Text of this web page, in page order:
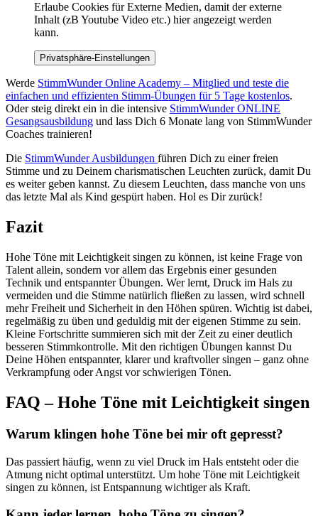
Erlaube Cookies für Externe Medien, damit der externe
Inhalt (zB Youtube Video etc.) hier angezeigt werden
kann.
Privatsphäre-Einstellungen
Werde StimmWunder Online Academy – Mitglied und teste die
einfachen und effizienten Stimm-Übungen für 5 Tage kostenlos.
Oder steig direkt ein in die intensive StimmWunder ONLINE
Gesangsausbildung und lass Dich 6 Monate lang von StimmWunder
Coaches trainieren!
Die StimmWunder Ausbildungen führen Dich zu einer freien
Stimme und zu Deinem charismatischen Leuchten zurück, damit Du
es weiter geben kannst. Zu diesem Leuchten, dass manche von uns
das letzte Mal als Kind gespürt haben. Hol es Dir zurück!
Fazit
Hohe Töne mit Leichtigkeit singen zu können, ist keine Frage von
Talent allein, sondern vor allem das Ergebnis einer gesunden
Technik und entspannter Übungen. Wer lernt, Druck im Hals zu
vermeiden und die Stimme natürlich fließen zu lassen, wird schnell
mehr Freiheit und Sicherheit in den Höhen spüren. Wichtig ist dabei,
regelmäßig zu üben und geduldig mit der eigenen Stimme zu sein.
Kleine Fortschritte summieren sich mit der Zeit zu einer deutlich
besseren Stimmkontrolle. Mit den richtigen Übungen kannst Du
Deine Höhen entspannter, klarer und kraftvoller singen – ganz ohne
Verkrampfung oder Angst vor schwierigen Tönen.
FAQ – Hohe Töne mit Leichtigkeit singen
Warum klingen hohe Töne bei mir oft gepresst?
Das passiert häufig, wenn zu viel Druck im Hals entsteht oder die
Atmung nicht optimal unterstützt. Um hohe Töne mit Leichtigkeit
singen zu können, ist Entspannung wichtiger als Kraft.